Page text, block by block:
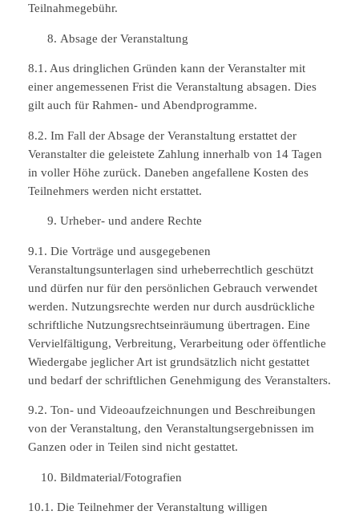
Teilnahmegebühr.
Absage der Veranstaltung
8.1. Aus dringlichen Gründen kann der Veranstalter mit
einer angemessenen Frist die Veranstaltung absagen. Dies
gilt auch für Rahmen- und Abendprogramme.
8.2. Im Fall der Absage der Veranstaltung erstattet der
Veranstalter die geleistete Zahlung innerhalb von 14 Tagen
in voller Höhe zurück. Daneben angefallene Kosten des
Teilnehmers werden nicht erstattet.
Urheber- und andere Rechte
9.1. Die Vorträge und ausgegebenen
Veranstaltungsunterlagen sind urheberrechtlich geschützt
und dürfen nur für den persönlichen Gebrauch verwendet
werden. Nutzungsrechte werden nur durch ausdrückliche
schriftliche Nutzungsrechtseinräumung übertragen. Eine
Vervielfältigung, Verbreitung, Verarbeitung oder öffentliche
Wiedergabe jeglicher Art ist grundsätzlich nicht gestattet
und bedarf der schriftlichen Genehmigung des Veranstalters.
9.2. Ton- und Videoaufzeichnungen und Beschreibungen
von der Veranstaltung, den Veranstaltungsergebnissen im
Ganzen oder in Teilen sind nicht gestattet.
Bildmaterial/Fotografien
10.1. Die Teilnehmer der Veranstaltung willigen